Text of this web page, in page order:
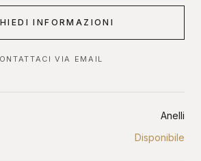
INFORMAZIONI
VIA EMAIL
Anelli
Disponibile